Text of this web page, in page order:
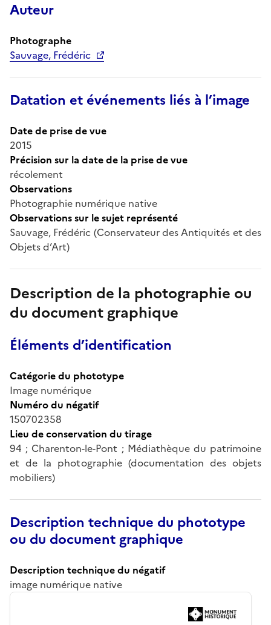
Auteur
Photographe
Sauvage, Frédéric
Datation et événements liés à l’image
Date de prise de vue
2015
Précision sur la date de la prise de vue
récolement
Observations
Photographie numérique native
Observations sur le sujet représenté
Sauvage, Frédéric (Conservateur des Antiquités et des
Objets d’Art)
Description de la photographie ou
du document graphique
Éléments d’identification
Catégorie du phototype
Image numérique
Numéro du négatif
150702358
Lieu de conservation du tirage
94 ; Charenton-le-Pont ; Médiathèque du patrimoine
et de la photographie (documentation des objets
mobiliers)
Description technique du phototype
ou du document graphique
Description technique du négatif
image numérique native